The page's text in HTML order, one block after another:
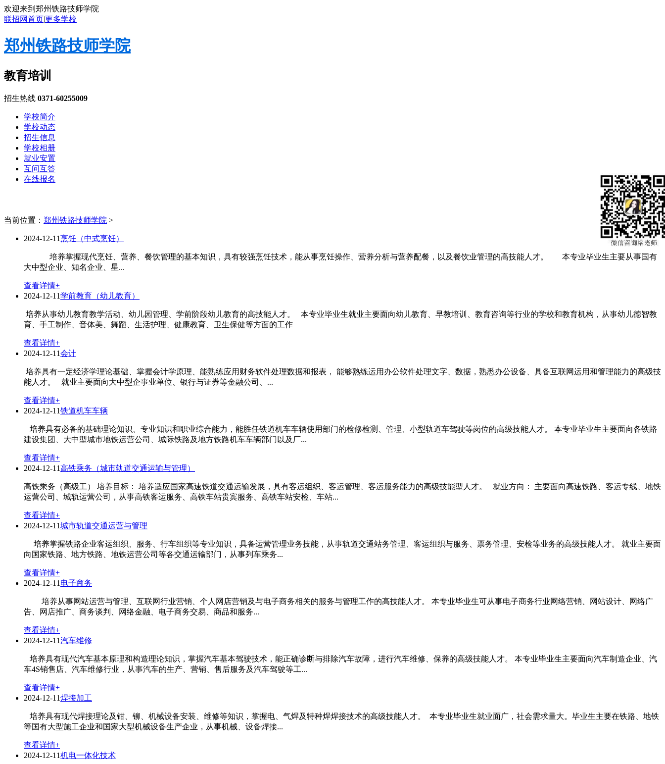
欢迎来到郑州铁路技师学院
联招网首页|更多学校
郑州铁路技师学院
教育培训
招生热线 0371-60255009
学校简介
学校动态
招生信息
学校相册
就业安置
互问互答
在线报名
当前位置： 郑州铁路技师学院 >
2024-12-11烹饪（中式烹饪）
培养掌握现代烹饪、营养、餐饮管理的基本知识，具有较强烹饪技术，能从事烹饪操作、营养分析与营养配餐，以及餐饮业管理的高技能人才。 本专业毕业生主要从事国有
大中型企业、知名企业、星...
查看详情+
2024-12-11学前教育（幼儿教育）
培养从事幼儿教育教学活动、幼儿园管理、学前阶段幼儿教育的高技能人才。 本专业毕业生就业主要面向幼儿教育、早教培训、教育咨询等行业的学校和教育机构，从事幼儿德智教
育、手工制作、音体美、舞蹈、生活护理、健康教育、卫生保健等方面的工作
查看详情+
2024-12-11会计
培养具有一定经济学理论基础、掌握会计学原理、能熟练应用财务软件处理数据和报表， 能够熟练运用办公软件处理文字、数据，熟悉办公设备、具备互联网运用和管理能力的高级技
能人才。 就业主要面向大中型企事业单位、银行与证券等金融公司、...
查看详情+
2024-12-11铁道机车车辆
培养具有必备的基础理论知识、专业知识和职业综合能力，能胜任铁道机车车辆使用部门的检修检测、管理、小型轨道车驾驶等岗位的高级技能人才。 本专业毕业生主要面向各铁路
建设集团、大中型城市地铁运营公司、城际铁路及地方铁路机车车辆部门以及厂...
查看详情+
2024-12-11高铁乘务（城市轨道交通运输与管理）
高铁乘务（高级工） 培养目标： 培养适应国家高速铁道交通运输发展，具有客运组织、客运管理、客运服务能力的高级技能型人才。 就业方向： 主要面向高速铁路、客运专线、地铁
运营公司、城轨运营公司，从事高铁客运服务、高铁车站贵宾服务、高铁车站安检、车站...
查看详情+
2024-12-11城市轨道交通运营与管理
培养掌握铁路企业客运组织、服务、行车组织等专业知识，具备运营管理业务技能，从事轨道交通站务管理、客运组织与服务、票务管理、安检等业务的高级技能人才。 就业主要面
向国家铁路、地方铁路、地铁运营公司等各交通运输部门，从事列车乘务...
查看详情+
2024-12-11 电子商务
培养从事网站运营与管理、互联网行业营销、个人网店营销及与电子商务相关的服务与管理工作的高技能人才。 本专业毕业生可从事电子商务行业网络营销、网站设计、网络广
告、网店推广、商务谈判、网络金融、电子商务交易、商品和服务...
查看详情+
2024-12-11汽车维修
培养具有现代汽车基本原理和构造理论知识，掌握汽车基本驾驶技术，能正确诊断与排除汽车故障，进行汽车维修、保养的高级技能人才。 本专业毕业生主要面向汽车制造企业、汽
车4S销售店、汽车维修行业，从事汽车的生产、营销、售后服务及汽车驾驶等工...
查看详情+
2024-12-11焊接加工
培养具有现代焊接理论及钳、铆、机械设备安装、维修等知识，掌握电、气焊及特种焊焊接技术的高级技能人才。 本专业毕业生就业面广，社会需求量大。毕业生主要在铁路、地铁
等国有大型施工企业和国家大型机械设备生产企业，从事机械、设备焊接...
查看详情+
2024-12-11机电一体化技术